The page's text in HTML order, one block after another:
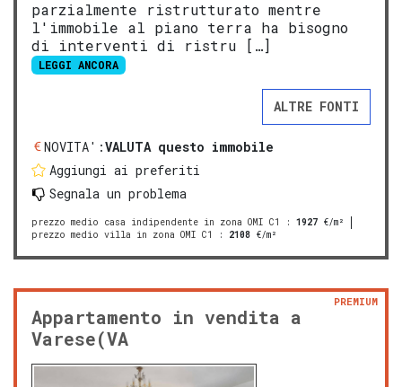
parzialmente ristrutturato mentre
l'immobile al piano terra ha bisogno
di interventi di ristru […]
LEGGI ANCORA
ALTRE FONTI
NOVITA':VALUTA questo immobile
Aggiungi ai preferiti
Segnala un problema
prezzo medio casa indipendente in zona OMI C1 : 1927 €/m²
prezzo medio villa in zona OMI C1
: 2108 €/m²
Appartamento in vendita a
Varese(VA
PREMIUM